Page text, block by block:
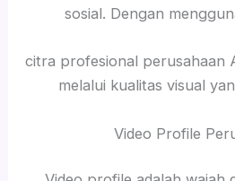
sosial. Dengan
citra profesional perusahaan
melalui kualitas visual
Video Profile